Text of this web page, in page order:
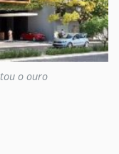
o ouro